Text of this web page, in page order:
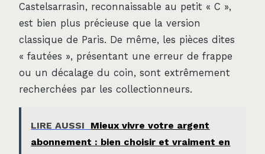
Castelsarrasin, reconnaissable au petit « C »,
est bien plus précieuse que la version
classique de Paris. De même, les pièces dites
« fautées », présentant une erreur de frappe
ou un décalage du coin, sont extrêmement
recherchées par les collectionneurs.
LIRE AUSSI
Mieux vivre votre argent
abonnement : bien choisir et vraiment en